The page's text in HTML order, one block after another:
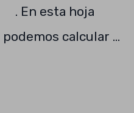
. En esta hoja
podemos calcular …